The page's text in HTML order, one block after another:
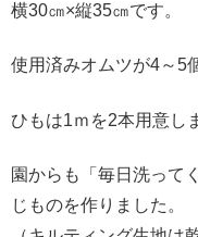
横30㎝×縦35㎝です。
使用済みオムツが4～5
ひもは1ｍを2本用意し
園からも「毎日洗って
じものを作りました。